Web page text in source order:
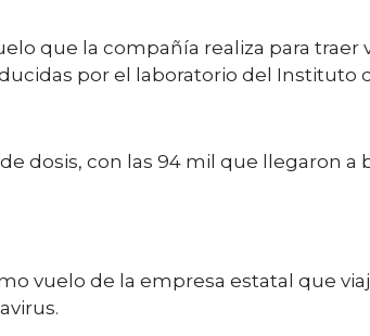
que la compañía realiza para traer
por el laboratorio del Instituto
dosis, con las 94 mil que llegaron a
vuelo de la empresa estatal que